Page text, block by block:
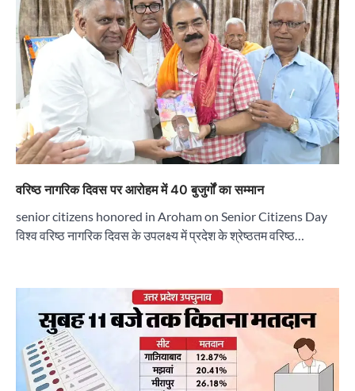
वरिष्ठ नागरिक दिवस पर आरोहम में 40 बुजुर्गों का सम्मान
senior citizens honored in Aroham on Senior Citizens Day
विश्व वरिष्ठ नागरिक दिवस के उपलक्ष्य में प्रदेश के श्रेष्ठतम वरिष्ठ…